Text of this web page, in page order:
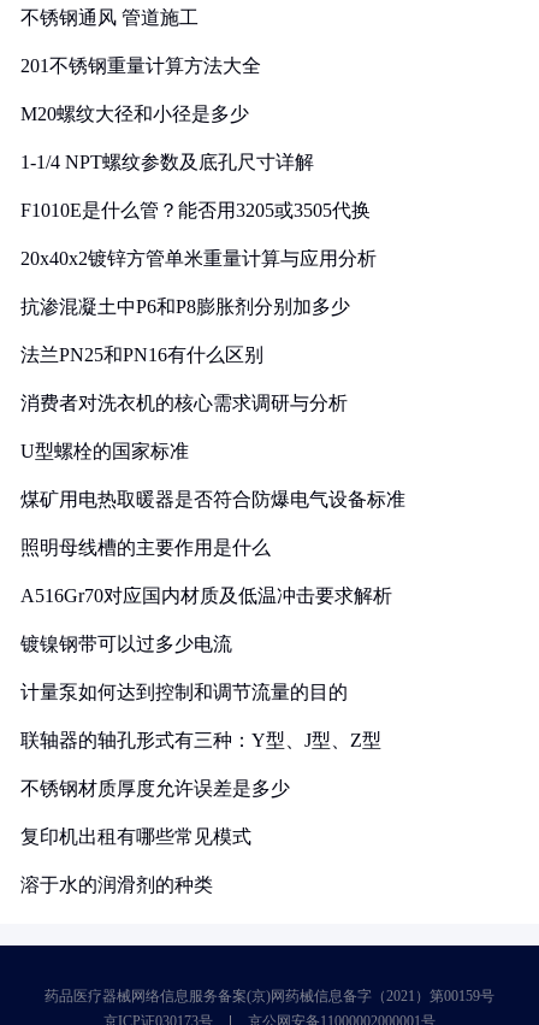
不锈钢通风 管道施工
201不锈钢重量计算方法大全
M20螺纹大径和小径是多少
1-1/4 NPT螺纹参数及底孔尺寸详解
F1010E是什么管？能否用3205或3505代换
20x40x2镀锌方管单米重量计算与应用分析
抗渗混凝土中P6和P8膨胀剂分别加多少
法兰PN25和PN16有什么区别
消费者对洗衣机的核心需求调研与分析
U型螺栓的国家标准
煤矿用电热取暖器是否符合防爆电气设备标准
照明母线槽的主要作用是什么
A516Gr70对应国内材质及低温冲击要求解析
镀镍钢带可以过多少电流
计量泵如何达到控制和调节流量的目的
联轴器的轴孔形式有三种：Y型、J型、Z型
不锈钢材质厚度允许误差是多少
复印机出租有哪些常见模式
溶于水的润滑剂的种类
药品医疗器械网络信息服务备案(京)网药械信息备字（2021）第00159号
京ICP证030173号
京公网安备11000002000001号